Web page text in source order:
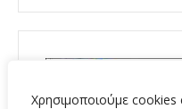
Χρησιμοποιούμε cookies